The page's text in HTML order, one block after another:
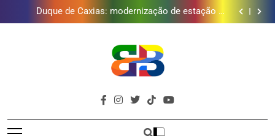
tratamento reforça abastecimento de água
Guanabara tem diversas opções de vinhos para
presentear o seu pai. Descubra como escolher o que
Gastro Samba reúne Nosso Sentimento e Gustavo
Golfe e fortalece projeto que atende 140 crianças
Duque de Caxias: modernização de estação de
tratamento reforça abastecimento de água
Guanabara tem diversas opções de vinhos para
presentear o seu pai. Descubra como escolher o que
mais combina com ele
Gastro Samba reúne Nosso Sentimento e Gustavo
Lins em Nova Iguaçu neste fim de semana
Brava
Baixada
Baixada Fluminense Em Destaque!